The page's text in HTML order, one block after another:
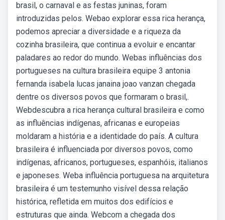
brasil, o carnaval e as festas juninas, foram
introduzidas pelos. Webao explorar essa rica herança,
podemos apreciar a diversidade e a riqueza da
cozinha brasileira, que continua a evoluir e encantar
paladares ao redor do mundo. Webas influências dos
portugueses na cultura brasileira equipe 3 antonia
fernanda isabela lucas janaina joao vanzan chegada
dentre os diversos povos que formaram o brasil,.
Webdescubra a rica herança cultural brasileira e como
as influências indígenas, africanas e europeias
moldaram a história e a identidade do país. A cultura
brasileira é influenciada por diversos povos, como
indígenas, africanos, portugueses, espanhóis, italianos
e japoneses. Weba influência portuguesa na arquitetura
brasileira é um testemunho visível dessa relação
histórica, refletida em muitos dos edifícios e
estruturas que ainda. Webcom a chegada dos